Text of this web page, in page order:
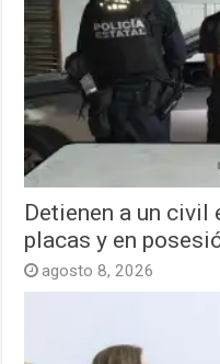
Detienen a un civil
placas y en
agosto 8, 2026